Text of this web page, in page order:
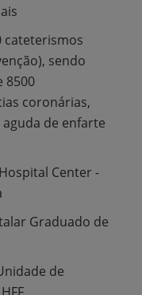
cateterismos
sendo
8500
coronárias,
de enfarte
Center -
Graduado de
de